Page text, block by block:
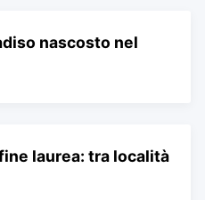
nascosto nel
laurea: tra località